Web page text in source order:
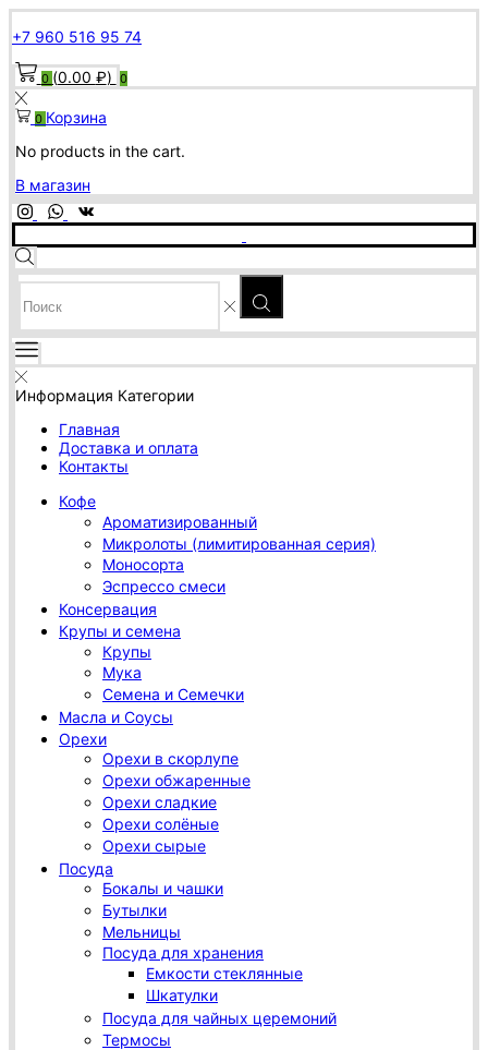
+7 960 516 95 74
0(0.00 ₽) 0
0 Корзина
No products in the cart.
В магазин
SEARCH
INPUT
Информация Категории
Главная
Доставка и оплата
Контакты
Кофе
Ароматизированный
Микролоты (лимитированная серия)
Моносорта
Эспрессо смеси
Консервация
Крупы и семена
Крупы
Мука
Семена и Семечки
Масла и Соусы
Орехи
Орехи в скорлупе
Орехи обжаренные
Орехи сладкие
Орехи солёные
Орехи сырые
Посуда
Бокалы и чашки
Бутылки
Мельницы
Посуда для хранения
Емкости стеклянные
Шкатулки
Посуда для чайных церемоний
Термосы